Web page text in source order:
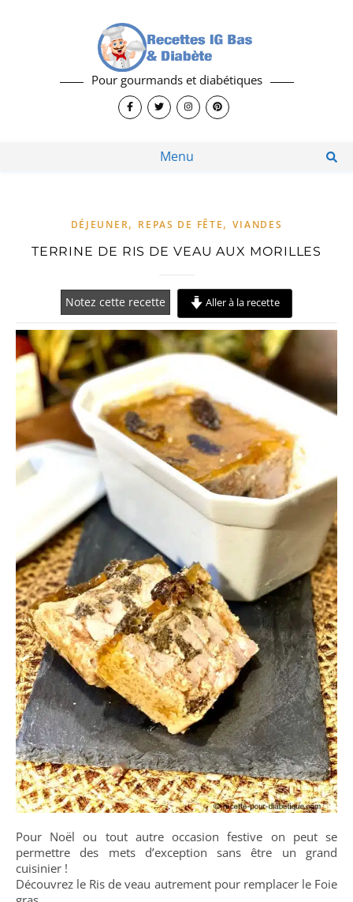
Pour gourmands et diabétiques
Menu
DÉJEUNER, REPAS DE FÊTE,VIANDES
TERRINE DE RIS DE VEAU AUX MORILLES
Notez cette recette Aller à la recette
Pour Noël ou tout autre occasion festive on peut se
permettre des mets d’exception sans être un grand
cuisinier !
Découvrez le Ris de veau autrement pour remplacer le Foie